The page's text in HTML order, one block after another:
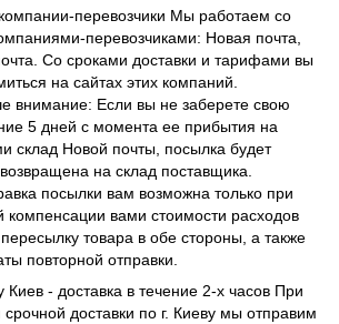
перевозчики Мы работаем со
перевозчиками: Новая почта,
Со сроками доставки и тарифами вы
на сайтах этих компаний.
внимание: Если вы не заберете свою
5 дней с момента ее прибытия на
склад Новой почты, посылка будет
на склад поставщика.
посылки вам возможна только при
компенсации вами стоимости расходов
товара в обе стороны, а также
повторной отправки.
Киев - доставка в течение 2-х часов При
доставки по г. Киеву мы отправим